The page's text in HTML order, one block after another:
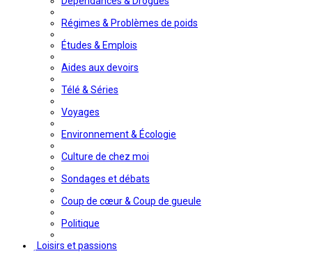
Régimes & Problèmes de poids
Études & Emplois
Aides aux devoirs
Télé & Séries
Voyages
Environnement & Écologie
Culture de chez moi
Sondages et débats
Coup de cœur & Coup de gueule
Politique
Loisirs et passions